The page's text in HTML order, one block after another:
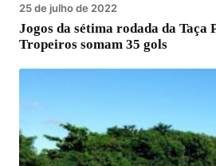
25 de julho de 2022
Jogos da sétima rodada da Taça
Tropeiros somam 35 gols